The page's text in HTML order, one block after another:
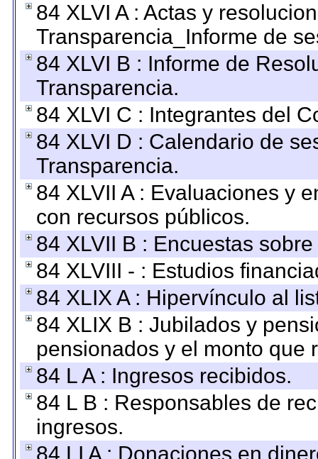
84 XLVI A : Actas y
Transparencia_Informe de
84 XLVI B : Informe de
Transparencia.
84 XLVI C : Integrantes del
84 XLVI D : Calendario de
Transparencia.
84 XLVII A : Evaluaciones y
con recursos públicos.
84 XLVII B : Encuestas
84 XLVIII - : Estudios
84 XLIX A : Hipervínculo al
84 XLIX B : Jubilados y
pensionados y el monto que
84 L A : Ingresos recibidos.
84 L B : Responsables de
ingresos.
84 LI A : Donaciones en